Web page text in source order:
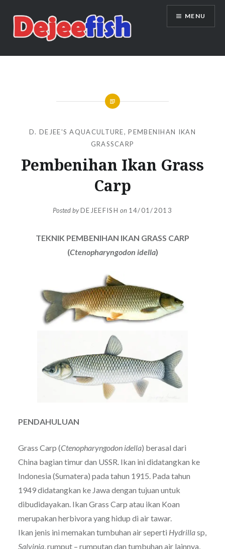
content
DEJEEFISH | PRODUSEN BENIH
MENU
D. DEJEE'S AQUACULTURE,PEMBENIHAN IKAN
GRASSCARP
Pembenihan Ikan Grass
Carp
Posted byDEJEEFISH on 14/01/2013
TEKNIK PEMBENIHAN IKAN GRASS CARP
(Ctenopharyngodon idella)
PENDAHULUAN
Grass Carp (Ctenopharyngodon idella) berasal dari
China bagian timur dan USSR. Ikan ini didatangkan ke
Indonesia (Sumatera) pada tahun 1915. Pada tahun
1949 didatangkan ke Jawa dengan tujuan untuk
dibudidayakan. Ikan Grass Carp atau ikan Koan
merupakan herbivora yang hidup di air tawar.
Ikan jenis ini memakan tumbuhan air seperti Hydrillasp,
Salvinia, rumput – rumputan dan tumbuhan air lainnya,